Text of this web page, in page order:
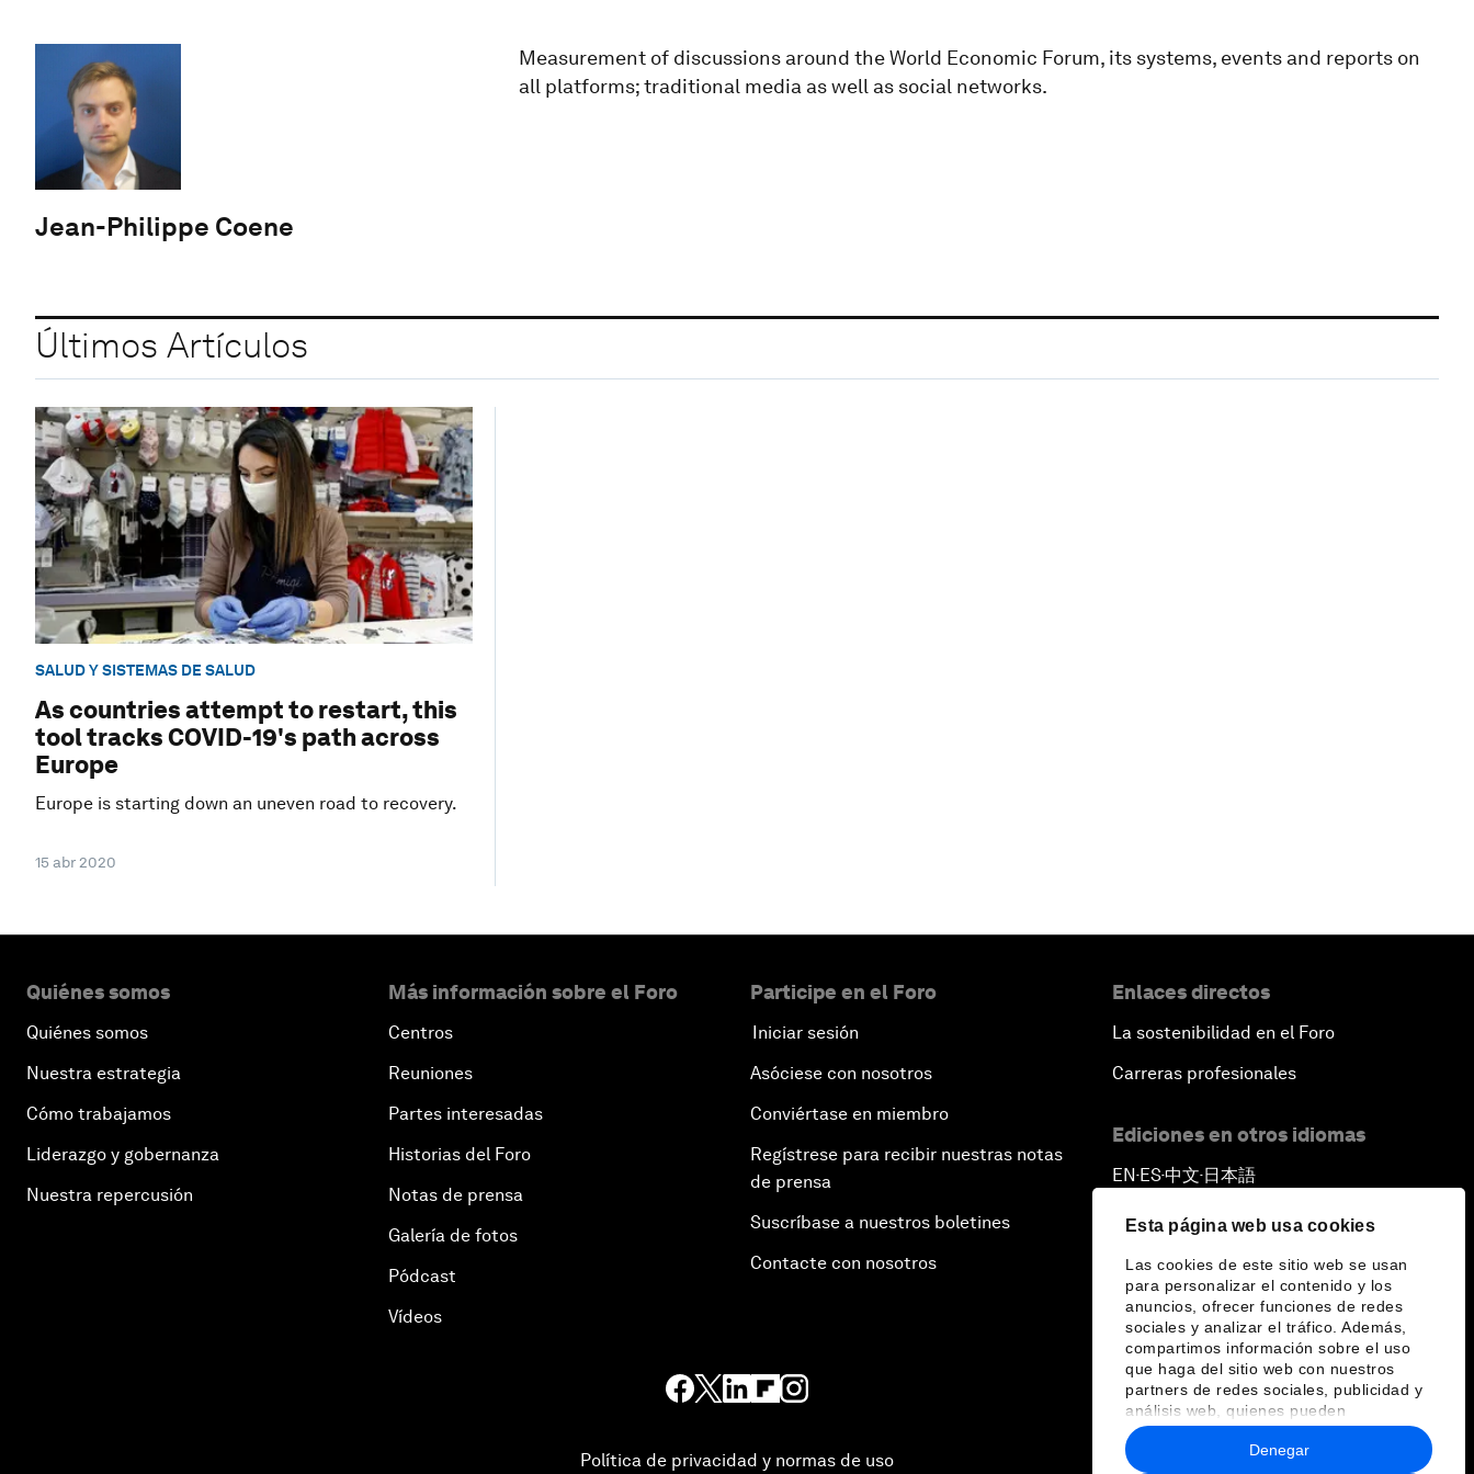
Esta página web usa cookies
Las cookies de este sitio web se usan
para personalizar el contenido y los
anuncios, ofrecer funciones de redes
sociales y analizar el tráfico. Además,
compartimos información sobre el uso
que haga del sitio web con nuestros
partners de redes sociales, publicidad y
análisis web, quienes pueden
combinarla con otra información que les
haya proporcionado o que hayan
Denegar
Jean-Philippe Coene
Measurement of discussions around the World Economic Forum, its systems, events and reports on
all platforms; traditional media as well as social networks.
Últimos Artículos
SALUD Y SISTEMAS DE SALUD
As countries attempt to restart, this
tool tracks COVID-19's path across
Europe
Europe is starting down an uneven road to recovery.
15 abr 2020
Quiénes somos
Quiénes somos
Nuestra estrategia
Cómo trabajamos
Liderazgo y gobernanza
Nuestra repercusión
Más información sobre el Foro
Centros
Reuniones
Partes interesadas
Historias del Foro
Notas de prensa
Galería de fotos
Pódcast
Vídeos
Participe en el Foro
Iniciar sesión
Asóciese con nosotros
Conviértase en miembro
Regístrese para recibir nuestras notas
de prensa
Suscríbase a nuestros boletines
Contacte con nosotros
Enlaces directos
La sostenibilidad en el Foro
Carreras profesionales
Ediciones en otros idiomas
EN ▪ ES▪中文▪ 日本語
Política de privacidad y normas de uso